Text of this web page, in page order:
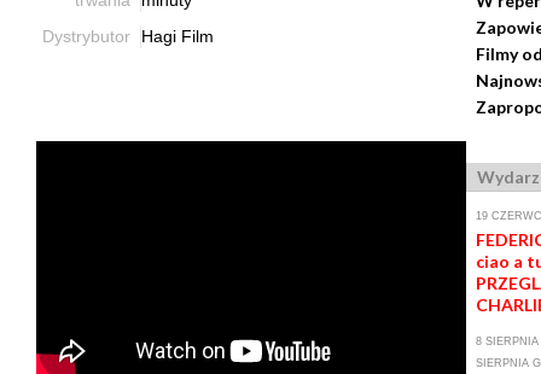
Dystrybutor
Hagi Film
Filmy
19
ciao a
8
SIERPNIA